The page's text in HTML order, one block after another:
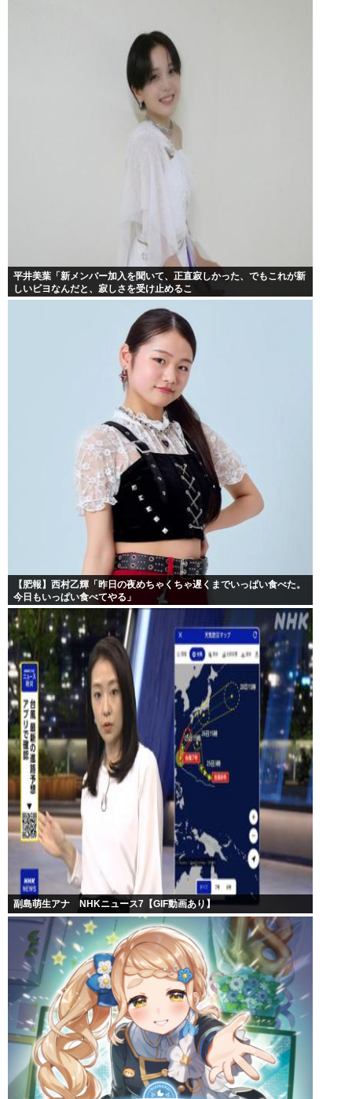
平井美葉「新メンバー加入を聞いて、正直寂しかった、でもこれが新
しいビヨなんだと、寂しさを受け止めるこ
【肥報】西村乙輝「昨日の夜めちゃくちゃ遅くまでいっぱい食べた。
今日もいっぱい食べてやる」
副島萌生アナ NHKニュース7【GIF動画あり】